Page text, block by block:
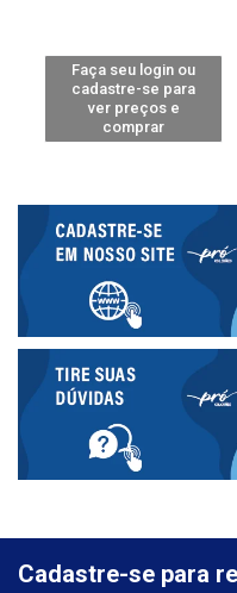
Faça seu login ou
cadastre-se para
ver preços e
comprar
Cadastre-se para